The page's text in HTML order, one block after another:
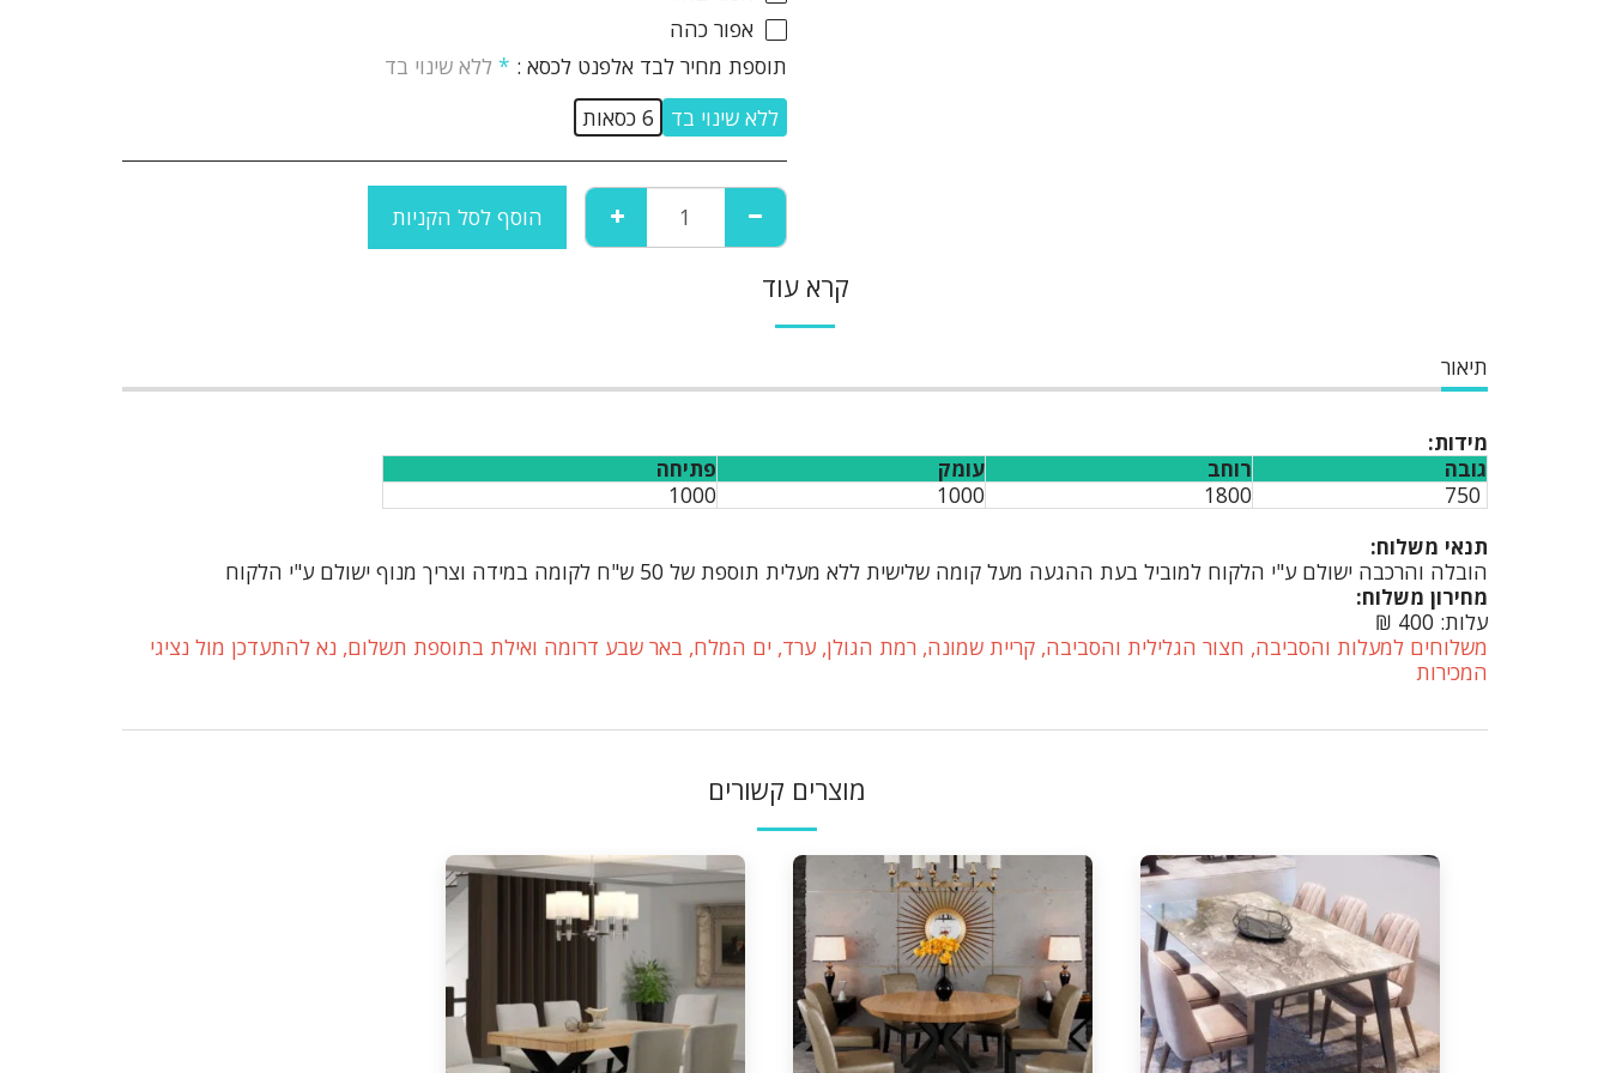
אפור כהה
תוספת מחיר לבד אלפנט לכסא : * ללא שינוי בד
ללא שינוי בד
6 כסאות
הוסף לסל הקניות
קרא עוד
תיאור
מידות:
גובה
רוחב עומק
פתיחה
1800
1000
1000
תנאי משלוח:
הובלה והרכבה ישולם ע"י הלקוח למוביל בעת ההגעה מעל קומה שלישית ללא מעלית תוספת של 50 ש"ח לקומה במידה וצריך מנוף ישולם ע"י הלקוח
מחירון משלוח:
עלות: 400 ₪
משלוחים למעלות והסביבה, חצור הגלילית והסביבה, קריית שמונה, רמת הגולן, ערד, ים המלח, באר שבע דרומה ואילת בתוספת תשלום, נא להתעדכן מול נציגי
המכירות
מוצרים קשורים